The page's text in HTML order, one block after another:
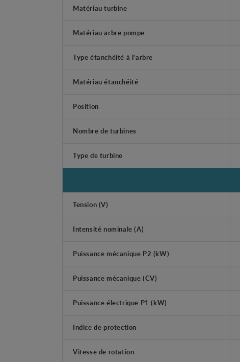
Matériau turbine
Matériau arbre pompe
Type étanchéité à l'arbre
Matériau étanchéité
Position
Nombre de turbines
Type de turbine
Tension (V)
Intensité nominale (A)
Puissance mécanique P2 (kW)
Puissance mécanique (CV)
Puissance électrique P1 (kW)
Indice de protection
Vitesse de rotation